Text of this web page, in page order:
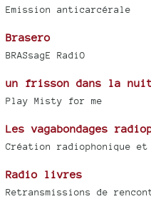
Emission anticarcérale
Brasero
BRASsagE RadiO
un frisson dans la
Play Misty for me
Les vagabondages
Création radiophonique et
Radio livres
Retransmissions de